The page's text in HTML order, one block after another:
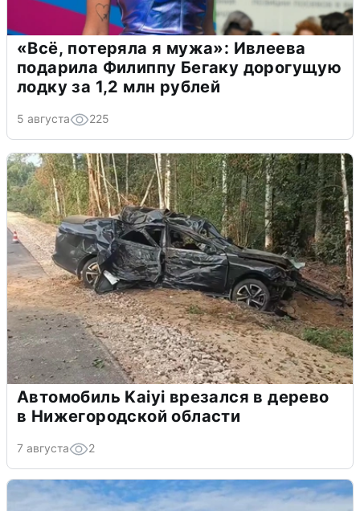
«Всё, потеряла я мужа»: Ивлеева
подарила Филиппу Бегаку дорогущую
лодку за 1,2 млн рублей
5 августа 225
Автомобиль Kaiyi врезался в дерево
в Нижегородской области
7 августа 2